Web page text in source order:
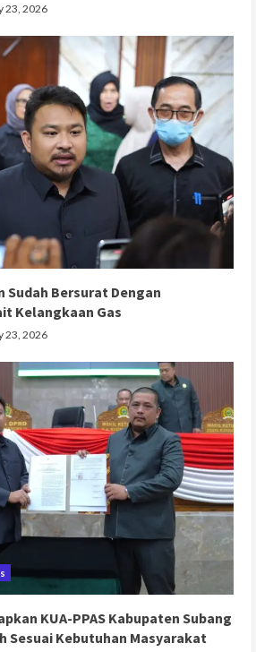
23, 2026
Sudah Bersurat Dengan
Kelangkaan Gas
23, 2026
KUA-PPAS Kabupaten Subang
Sesuai Kebutuhan Masyarakat